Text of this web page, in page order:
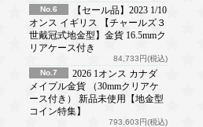
No.6
【セール品】2023 1/10
オンス イギリス 【チャールズ３
世戴冠式地金型】金貨 16.5mmク
リアケース付き
84,733円(税込)
No.7
2026 1オンス カナダ
メイプル金貨 （30mmクリアケ
ース付き） 新品未使用【地金型
コイン特集】
793,603円(税込)